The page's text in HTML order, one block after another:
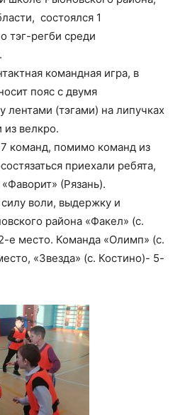
состоялся 1
тэг-регби среди
командная игра, в
пояс с двумя
(тэгами) на липучках
велкро.
команд, помимо команд из
приехали ребята,
(Рязань).
воли, выдержку и
района «Факел» (с.
е место. Команда «Олимп» (с.
«Звезда» (с. Костино)- 5-